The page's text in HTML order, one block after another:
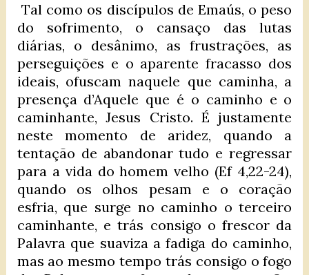
Tal como os discípulos de Emaús, o peso
do sofrimento, o cansaço das lutas
diárias, o desânimo, as frustrações, as
perseguições e o aparente fracasso dos
ideais, ofuscam naquele que caminha, a
presença d’Aquele que é o caminho e o
caminhante, Jesus Cristo. É justamente
neste momento de aridez, quando a
tentação de abandonar tudo e regressar
para a vida do homem velho (Ef 4,22-24),
quando os olhos pesam e o coração
esfria, que surge no caminho o terceiro
caminhante, e trás consigo o frescor da
Palavra que suaviza a fadiga do caminho,
mas ao mesmo tempo trás consigo o fogo